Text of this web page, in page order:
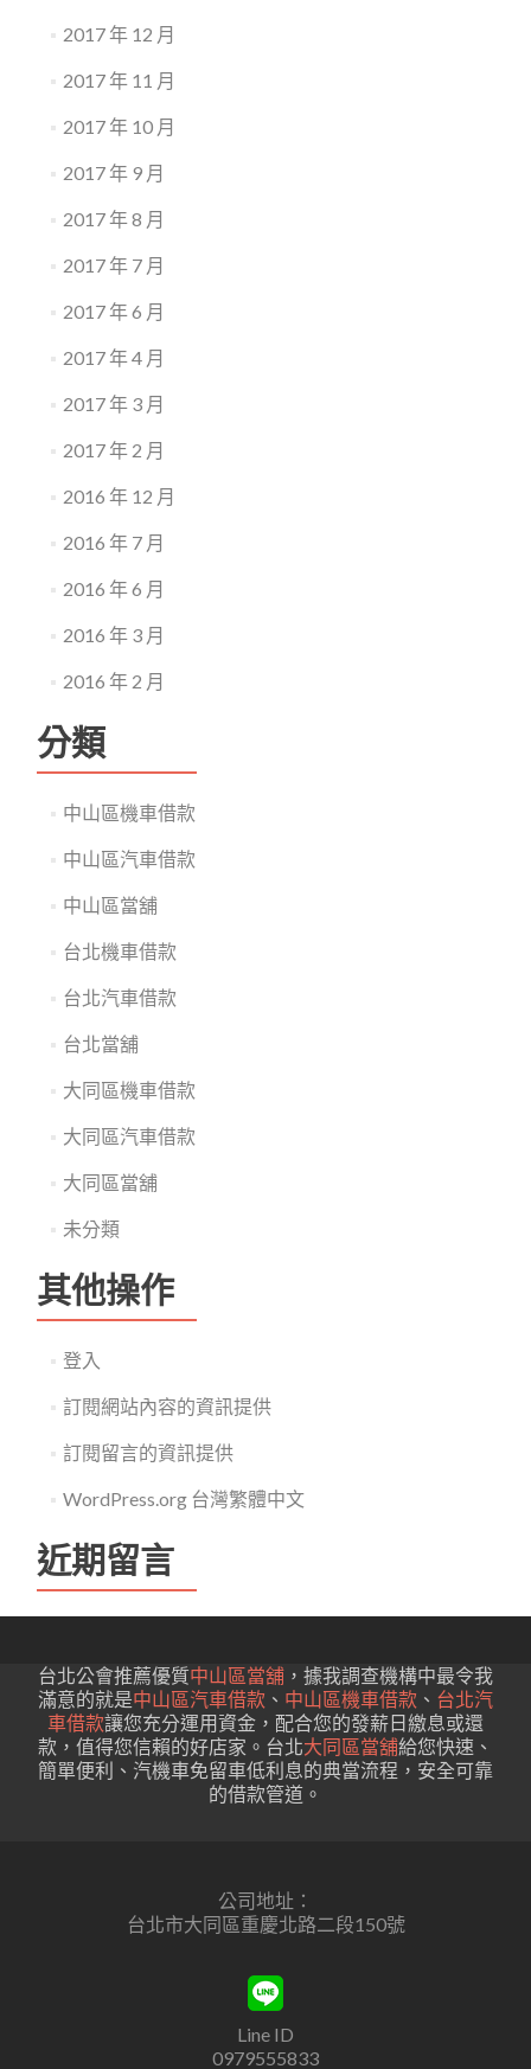
2017 年 12 月
2017 年 11 月
2017 年 10 月
2017 年 9 月
2017 年 8 月
2017 年 7 月
2017 年 6 月
2017 年 4 月
2017 年 3 月
2017 年 2 月
2016 年 12 月
2016 年 7 月
2016 年 6 月
2016 年 3 月
2016 年 2 月
分類
中山區機車借款
中山區汽車借款
中山區當舖
台北機車借款
台北汽車借款
台北當舖
大同區機車借款
大同區汽車借款
大同區當舖
未分類
其他操作
登入
訂閱網站內容的資訊提供
訂閱留言的資訊提供
WordPress.org 台灣繁體中文
近期留言
台北公會推薦優質中山區當舖 ，據我調查機構中最令我
滿意的就是中山區汽車借款 、 中山區機車借款 、 台北汽
車借款讓您充分運用資金，配合您的發薪日繳息或還
款，值得您信賴的好店家。台北大同區當舖給您快速、
簡單便利、汽機車免留車低利息的典當流程，安全可靠
的借款管道。
公司地址：
台北市大同區重慶北路二段150號
Line ID
0979555833